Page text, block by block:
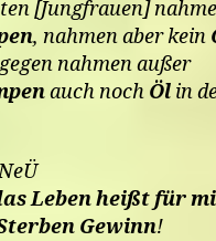
[Jungfrauen]
, nahmen aber kein
nahmen außer
auch noch Öl in
Leben heißt für
Gewinn!